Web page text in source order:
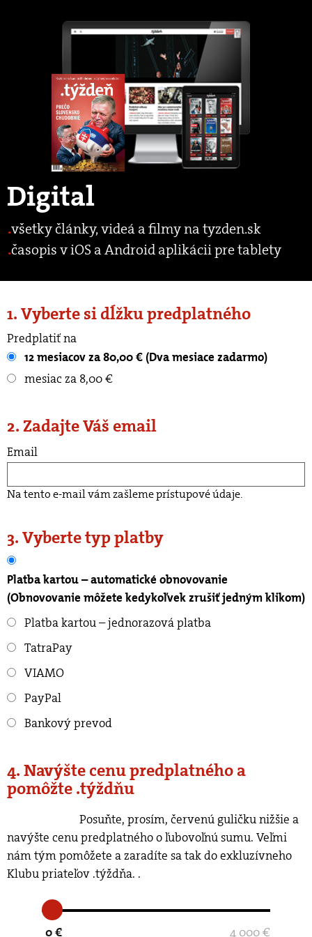
Digital
všetky články, videá a filmy na tyzden.sk
časopis v iOS a Android aplikácii pre tablety
1. Vyberte si dĺžku predplatného
Predplatiť na
12 mesiacov za 80,00 € (Dva mesiace zadarmo)
mesiac za 8,00 €
2. Zadajte Váš email
Email
Na tento e-mail vám zašleme prístupové údaje.
3. Vyberte typ platby
Platba kartou – automatické obnovovanie
(Obnovovanie môžete kedykoľvek zrušiť jedným klikom)
Platba kartou – jednorazová platba
TatraPay
VIAMO
PayPal
Bankový prevod
4. Navýšte cenu predplatného a
pomôžte .týždňu
navýšte cenu predplatného o ľubovoľnú sumu. Veľmi
nám tým pomôžete a zaradíte sa tak do exkluzívneho
Klubu priateľov .týždňa. .
0 € 4 000 €